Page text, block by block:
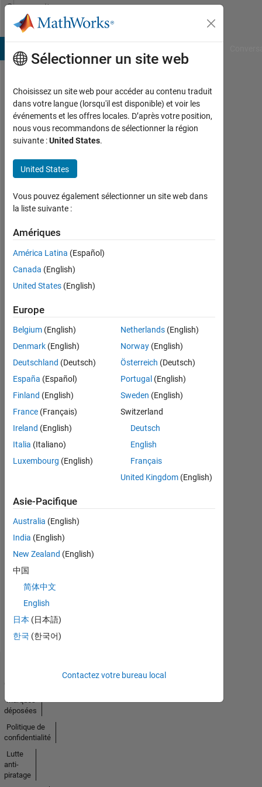
Passer au contenu
Community
Profile
Miguel
Angel
Last
environ
un an il
0
Following:
0
Tableau de bord
Feeds
Pas
d'activité
Sélectionner un site web
Choisissez un site web pour accéder au contenu traduit
dans votre langue (lorsqu'il est disponible) et voir les
événements et les offres locales. D’après votre position,
nous vous recommandons de sélectionner la région
suivante :United States.
United States
Vous pouvez également sélectionner un site web dans
la liste suivante :
Amériques
América Latina (Español)
Canada (English)
United States (English)
Europe
Belgium (English)
Denmark (English)
Deutschland (Deutsch)
España (Español)
Finland (English)
France (Français)
Ireland (English)
Italia (Italiano)
Luxembourg (English)
Netherlands(English)
Norway(English)
Österreich (Deutsch)
Portugal (English)
Sweden (English)
Switzerland
Deutsch
English
Français
United Kingdom(English)
Asie-Pacifique
Australia (English)
India (English)
New Zealand (English)
中国
简体中文
English
日本 (日本語)
한국 (한국어)
Contactez votre bureau local
Marques
déposées
Politique de
confidentialité
Lutte
anti-
piratage